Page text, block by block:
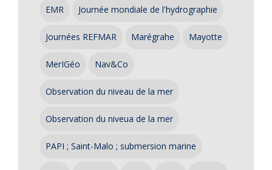
EMR Journée mondiale de l'hydrographie
Journées REFMAR Marégrahe Mayotte
MerIGéo Nav&Co
Observation du niveau de la mer
Observation du niveua de la mer
PAPI ; Saint-Malo ; submersion marine